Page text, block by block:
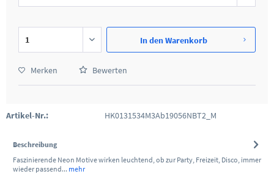
In denWarenkorb
Merken Bewerten
Artikel-Nr.: HK0131534M3Ab19056NBT2_M
Beschreibung
Faszinierende Neon Motive wirken leuchtend, ob zur Party, Freizeit, Disco, immer
wieder passend... mehr